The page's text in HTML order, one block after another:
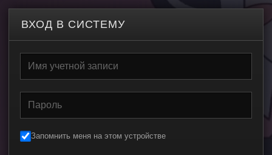
ВХОД В СИСТЕМУ
Запомнить меня на этом устройстве